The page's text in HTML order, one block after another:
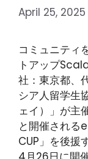
April 25, 2025
コミュニティ
トアップ
社：東京都、
シア人留学生
ェイ）」が主
と開催される
CUP」を後援